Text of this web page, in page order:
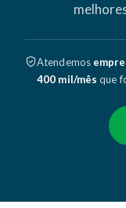
Atendemos
400 mil/mês que